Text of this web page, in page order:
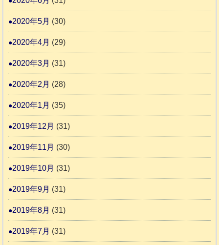
2020年5月 (30)
2020年4月 (29)
2020年3月 (31)
2020年2月 (28)
2020年1月 (35)
2019年12月 (31)
2019年11月 (30)
2019年10月 (31)
2019年9月 (31)
2019年8月 (31)
2019年7月 (31)